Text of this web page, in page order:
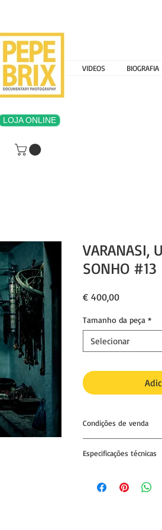
MENU 000000000 VIDEOS BIOGRAFIA
LOJA ONLINE
VARANASI,
SONHO #13
€ 400,00Preço
Tamanho da peça *
Selecionar
Condições de venda
excepto para
autorização do
Especificações técnicas
Papel fine art, acid